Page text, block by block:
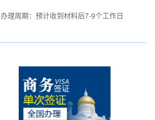
办理周期：预计收到材料后7-9个工作日